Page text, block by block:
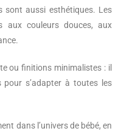
sont aussi esthétiques. Les
aux couleurs douces, aux
ou finitions minimalistes : il
s’adapter à toutes les
dans l’univers de bébé, en